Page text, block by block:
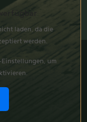
laden, da die
werden.
um